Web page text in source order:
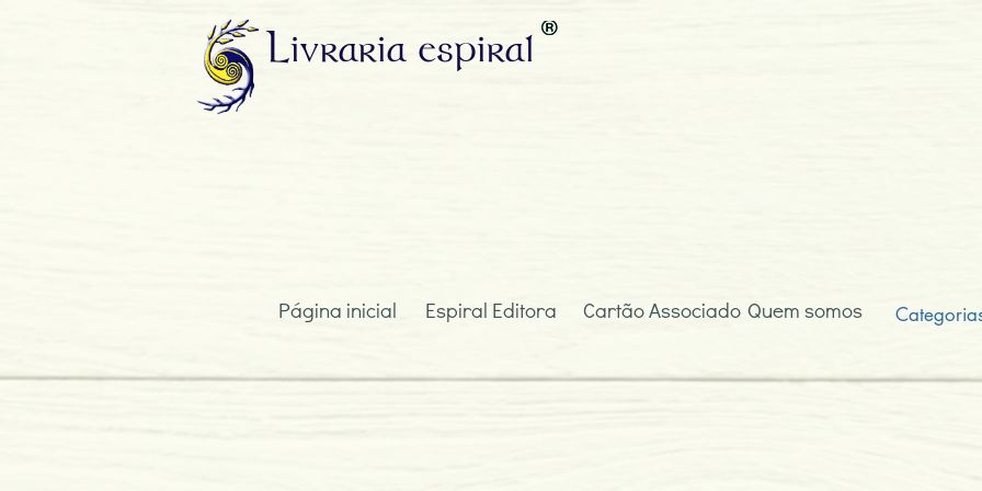
Livraria espiral
Página inicial Espiral Editora Cartão Associado Quem somos